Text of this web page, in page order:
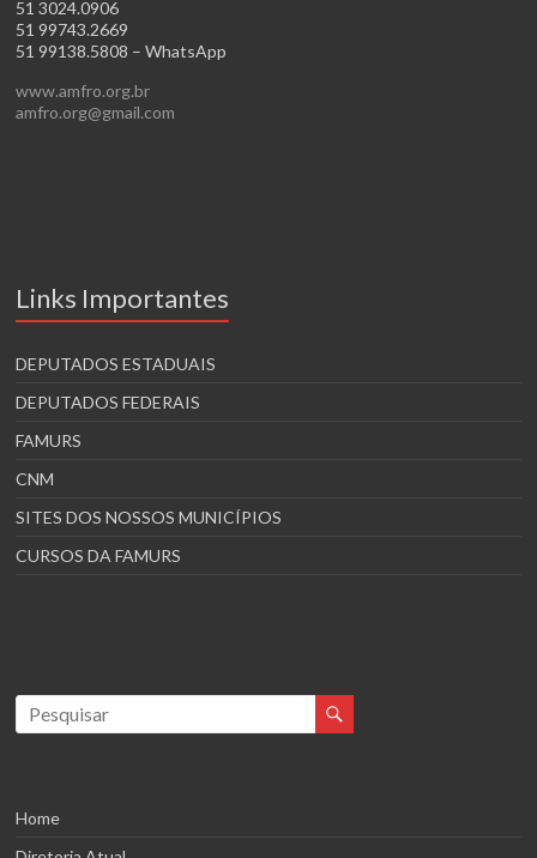
51 3024.0906
51 99743.2669
51 99138.5808 – WhatsApp
www.amfro.org.br
amfro.org@gmail.com
Links Importantes
DEPUTADOS ESTADUAIS
DEPUTADOS FEDERAIS
FAMURS
CNM
SITES DOS NOSSOS MUNICÍPIOS
CURSOS DA FAMURS
Home